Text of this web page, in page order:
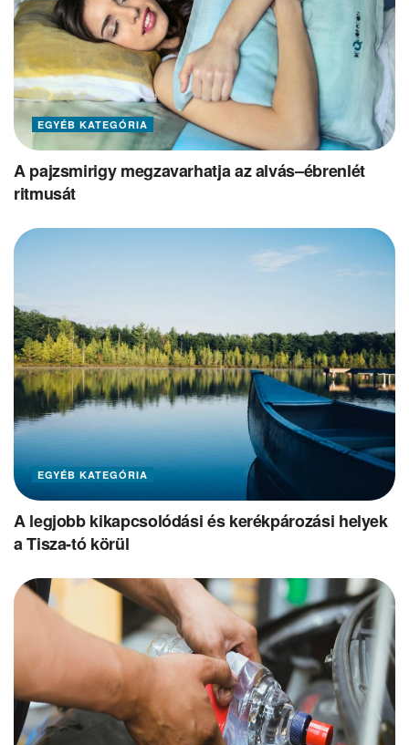
EGYÉB KATEGÓRIA
A pajzsmirigy megzavarhatja az alvás–ébrenlét
ritmusát
EGYÉB KATEGÓRIA
A legjobb kikapcsolódási és kerékpározási helyek
a Tisza-tó körül